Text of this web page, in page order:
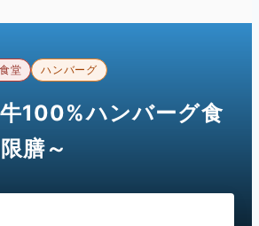
堂 ハンバーグ
100%ハンバーグ食
膳～